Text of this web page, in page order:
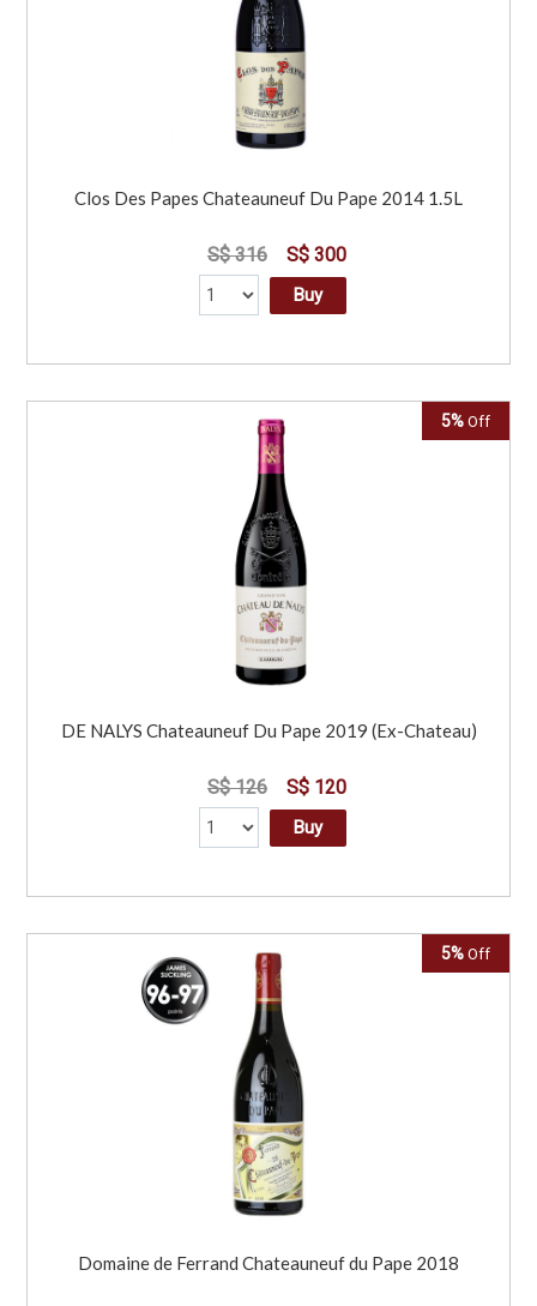
Clos Des Papes Chateauneuf Du Pape 2014 1.5L
S$ 316 S$ 300
Buy
5% Off
DE NALYS Chateauneuf Du Pape 2019 (Ex-Chateau)
S$ 126 S$ 120
Buy
5% Off
Domaine de Ferrand Chateauneuf du Pape 2018